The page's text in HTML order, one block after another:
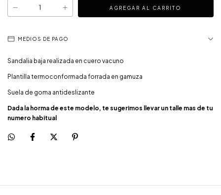
MEDIOS DE PAGO
Sandalia baja realizada en cuero vacuno
Plantilla termoconformada forrada en gamuza
Suela de goma antideslizante
Dada la horma de este modelo, te sugerimos llevar un talle mas de tu
numero habitual